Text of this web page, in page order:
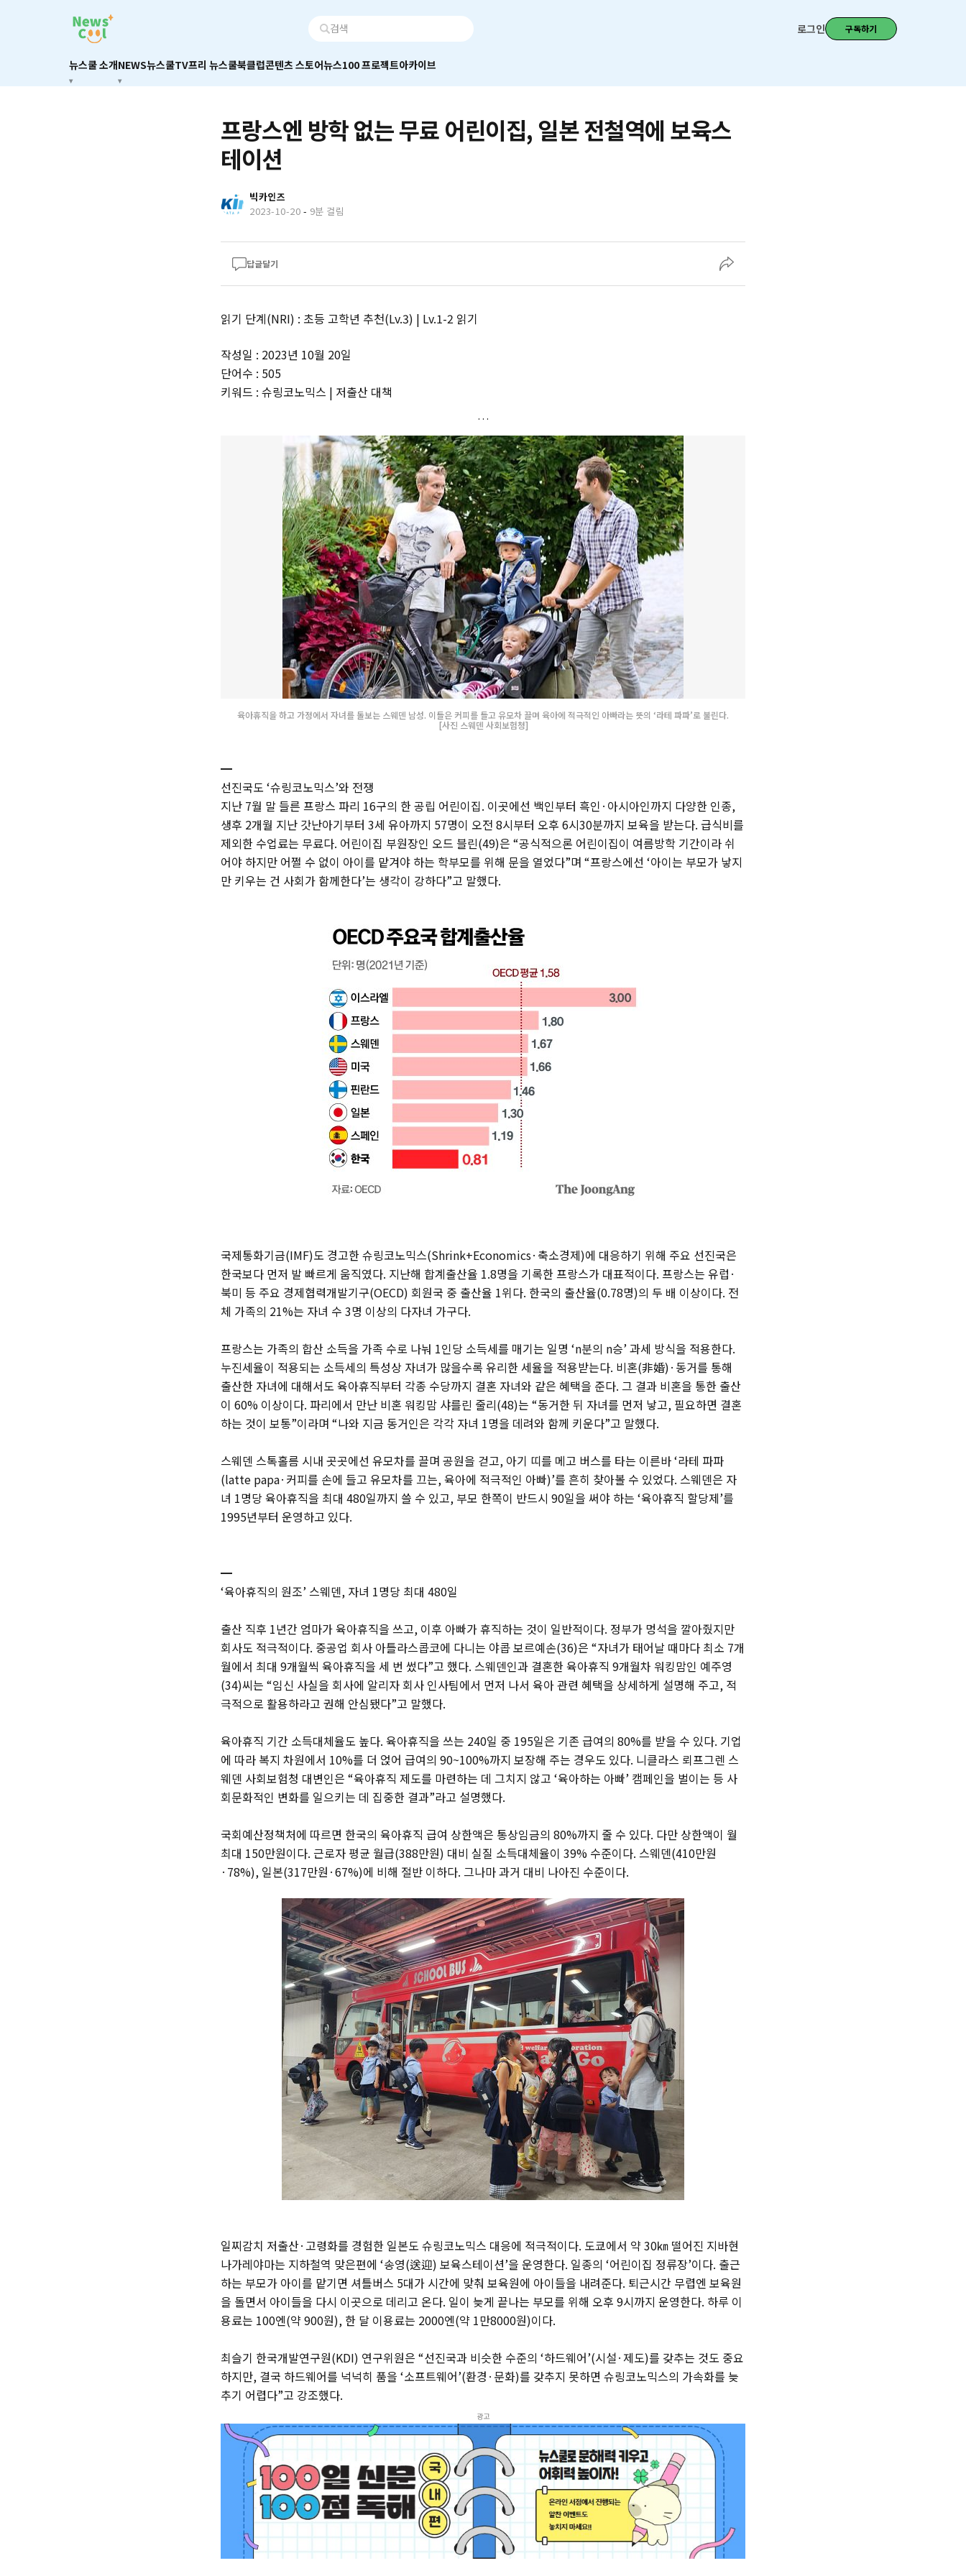
로그인 구독하기
뉴스쿨 소개NEWS뉴스쿨TV프리 뉴스쿨북클럽콘텐츠 스토어뉴스100 프로젝트아카이브
프랑스엔 방학 없는 무료 어린이집, 일본 전철역에 보육스
테이션
빅카인즈
2023-10-20 - 9분 걸림
답글달기
읽기 단계(NRI) : 초등 고학년 추천(Lv.3) | Lv.1-2 읽기
작성일 : 2023년 10월 20일
단어수 : 505
키워드 : 슈링코노믹스 | 저출산 대책
육아휴직을 하고 가정에서 자녀를 돌보는 스웨덴 남성. 이들은 커피를 들고 유모차 끌며 육아에 적극적인 아빠라는 뜻의 ‘라테 파파’로 불린다.
[사진 스웨덴 사회보험청]
━
선진국도 ‘슈링코노믹스’와 전쟁
지난 7월 말 들른 프랑스 파리 16구의 한 공립 어린이집. 이곳에선 백인부터 흑인·아시아인까지 다양한 인종,
생후 2개월 지난 갓난아기부터 3세 유아까지 57명이 오전 8시부터 오후 6시30분까지 보육을 받는다. 급식비를
제외한 수업료는 무료다. 어린이집 부원장인 오드 블린(49)은 “공식적으론 어린이집이 여름방학 기간이라 쉬
어야 하지만 어쩔 수 없이 아이를 맡겨야 하는 학부모를 위해 문을 열었다”며 “프랑스에선 ‘아이는 부모가 낳지
만 키우는 건 사회가 함께한다’는 생각이 강하다”고 말했다.
국제통화기금(IMF)도 경고한 슈링코노믹스(Shrink+Economics·축소경제)에 대응하기 위해 주요 선진국은
한국보다 먼저 발 빠르게 움직였다. 지난해 합계출산율 1.8명을 기록한 프랑스가 대표적이다. 프랑스는 유럽·
북미 등 주요 경제협력개발기구(OECD) 회원국 중 출산율 1위다. 한국의 출산율(0.78명)의 두 배 이상이다. 전
체 가족의 21%는 자녀 수 3명 이상의 다자녀 가구다.
프랑스는 가족의 합산 소득을 가족 수로 나눠 1인당 소득세를 매기는 일명 ‘n분의 n승’ 과세 방식을 적용한다.
누진세율이 적용되는 소득세의 특성상 자녀가 많을수록 유리한 세율을 적용받는다. 비혼(非婚)·동거를 통해
출산한 자녀에 대해서도 육아휴직부터 각종 수당까지 결혼 자녀와 같은 혜택을 준다. 그 결과 비혼을 통한 출산
이 60% 이상이다. 파리에서 만난 비혼 워킹맘 샤를린 줄리(48)는 “동거한 뒤 자녀를 먼저 낳고, 필요하면 결혼
하는 것이 보통”이라며 “나와 지금 동거인은 각각 자녀 1명을 데려와 함께 키운다”고 말했다.
스웨덴 스톡홀름 시내 곳곳에선 유모차를 끌며 공원을 걷고, 아기 띠를 메고 버스를 타는 이른바 ‘라테 파파
(latte papa·커피를 손에 들고 유모차를 끄는, 육아에 적극적인 아빠)’를 흔히 찾아볼 수 있었다. 스웨덴은 자
녀 1명당 육아휴직을 최대 480일까지 쓸 수 있고, 부모 한쪽이 반드시 90일을 써야 하는 ‘육아휴직 할당제’를
1995년부터 운영하고 있다.
━
‘육아휴직의 원조’ 스웨덴, 자녀 1명당 최대 480일
출산 직후 1년간 엄마가 육아휴직을 쓰고, 이후 아빠가 휴직하는 것이 일반적이다. 정부가 멍석을 깔아줬지만
회사도 적극적이다. 중공업 회사 아틀라스콥코에 다니는 야콥 보르예손(36)은 “자녀가 태어날 때마다 최소 7개
월에서 최대 9개월씩 육아휴직을 세 번 썼다”고 했다. 스웨덴인과 결혼한 육아휴직 9개월차 워킹맘인 예주영
(34)씨는 “임신 사실을 회사에 알리자 회사 인사팀에서 먼저 나서 육아 관련 혜택을 상세하게 설명해 주고, 적
극적으로 활용하라고 권해 안심됐다”고 말했다.
육아휴직 기간 소득대체율도 높다. 육아휴직을 쓰는 240일 중 195일은 기존 급여의 80%를 받을 수 있다. 기업
에 따라 복지 차원에서 10%를 더 얹어 급여의 90~100%까지 보장해 주는 경우도 있다. 니클라스 뢰프그렌 스
웨덴 사회보험청 대변인은 “육아휴직 제도를 마련하는 데 그치지 않고 ‘육아하는 아빠’ 캠페인을 벌이는 등 사
회문화적인 변화를 일으키는 데 집중한 결과”라고 설명했다.
국회예산정책처에 따르면 한국의 육아휴직 급여 상한액은 통상임금의 80%까지 줄 수 있다. 다만 상한액이 월
최대 150만원이다. 근로자 평균 월급(388만원) 대비 실질 소득대체율이 39% 수준이다. 스웨덴(410만원
·78%), 일본(317만원·67%)에 비해 절반 이하다. 그나마 과거 대비 나아진 수준이다.
일찌감치 저출산·고령화를 경험한 일본도 슈링코노믹스 대응에 적극적이다. 도쿄에서 약 30㎞ 떨어진 지바현
나가레야마는 지하철역 맞은편에 ‘송영(送迎) 보육스테이션’을 운영한다. 일종의 ‘어린이집 정류장’이다. 출근
하는 부모가 아이를 맡기면 셔틀버스 5대가 시간에 맞춰 보육원에 아이들을 내려준다. 퇴근시간 무렵엔 보육원
을 돌면서 아이들을 다시 이곳으로 데리고 온다. 일이 늦게 끝나는 부모를 위해 오후 9시까지 운영한다. 하루 이
용료는 100엔(약 900원), 한 달 이용료는 2000엔(약 1만8000원)이다.
최슬기 한국개발연구원(KDI) 연구위원은 “선진국과 비슷한 수준의 ‘하드웨어’(시설·제도)를 갖추는 것도 중요
하지만, 결국 하드웨어를 넉넉히 품을 ‘소프트웨어’(환경·문화)를 갖추지 못하면 슈링코노믹스의 가속화를 늦
추기 어렵다”고 강조했다.
광고